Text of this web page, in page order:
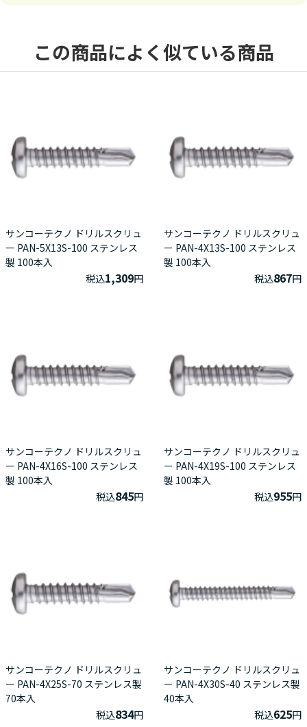
この商品によく似ている商品
サンコーテクノ ドリルスクリュ
ー PAN-5X13S-100 ステンレス
製 100本入
税込1,309円
サンコーテクノ ドリルスクリュ
ー PAN-4X13S-100 ステンレス
製 100本入
税込867円
サンコーテクノ ドリルスクリュ
ー PAN-4X16S-100 ステンレス
製 100本入
税込845円
サンコーテクノ ドリルスクリュ
ー PAN-4X19S-100 ステンレス
製 100本入
税込955円
サンコーテクノ ドリルスクリュ
ー PAN-4X25S-70 ステンレス製
70本入
税込834円
サンコーテクノ ドリルスクリュ
ー PAN-4X30S-40 ステンレス製
40本入
税込625円